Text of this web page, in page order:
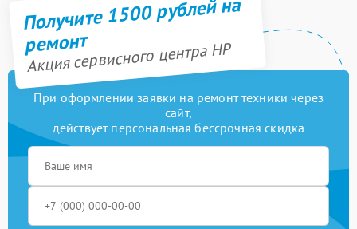
Получите 1500 рублей на
ремонт
Акция сервисного центра HP
При оформлении заявки на ремонт техники через
сайт,
действует персональная бессрочная скидка